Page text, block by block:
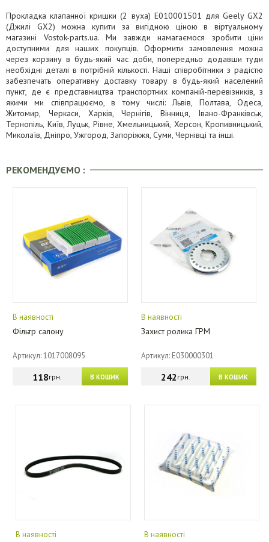
Прокладка клапанної кришки (2 вуха) E010001501 для Geely GX2
(Джилі GX2) можна купити за вигідною ціною в віртуальному
магазині Vostok-parts.ua. Ми завжди намагаємося зробити ціни
доступними для наших покупців. Оформити замовлення можна
через корзину в будь-який час доби, попередньо додавши туди
необхідні деталі в потрібній кількості. Наші співробітники з радістю
забезпечать оперативну доставку товару в будь-який населений
пункт, де є представництва транспортних компаній-перевізників, з
якими ми співпрацюємо, в тому числі: Львів, Полтава, Одеса,
Житомир, Черкаси, Харків, Чернігів, Вінниця, Івано-Франківськ,
Тернопіль, Київ, Луцьк, Рівне, Хмельницький, Херсон, Кропивницький,
Миколаїв, Дніпро, Ужгород, Запоріжжя, Суми, Чернівці та інші.
РЕКОМЕНДУЄМО :
В наявності
Фільтр салону
Артикул: 1017008095
В КОШИК
118грн.
В наявності
Захист ролика ГРМ
Артикул: E030000301
В КОШИК
242грн.
В наявності В наявності